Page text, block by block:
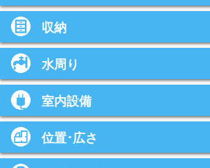
収納
水周り
室内設備
位置･広さ